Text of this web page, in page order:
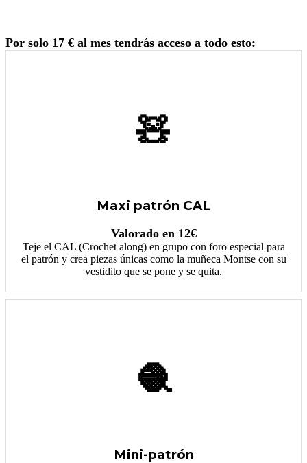
Por solo 17 € al mes tendrás acceso a todo esto:
🧸
Maxi patrón CAL
Valorado en 12€
Teje el CAL (Crochet along) en grupo con foro especial para
el patrón y crea piezas únicas como la muñeca Montse con su
vestidito que se pone y se quita.
🧶
Mini-patrón